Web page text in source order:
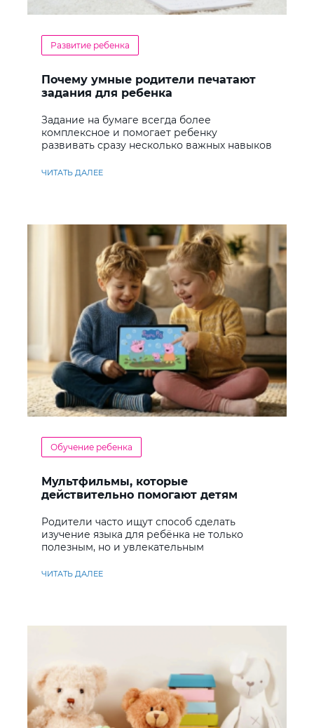
Развитие ребенка
Почему умные родители печатают
задания для ребенка
Задание на бумаге всегда более
комплексное и помогает ребенку
развивать сразу несколько важных навыков
ЧИТАТЬ ДАЛЕЕ
Обучение ребенка
Мультфильмы, которые
действительно помогают детям
Родители часто ищут способ сделать
изучение языка для ребёнка не только
полезным, но и увлекательным
ЧИТАТЬ ДАЛЕЕ